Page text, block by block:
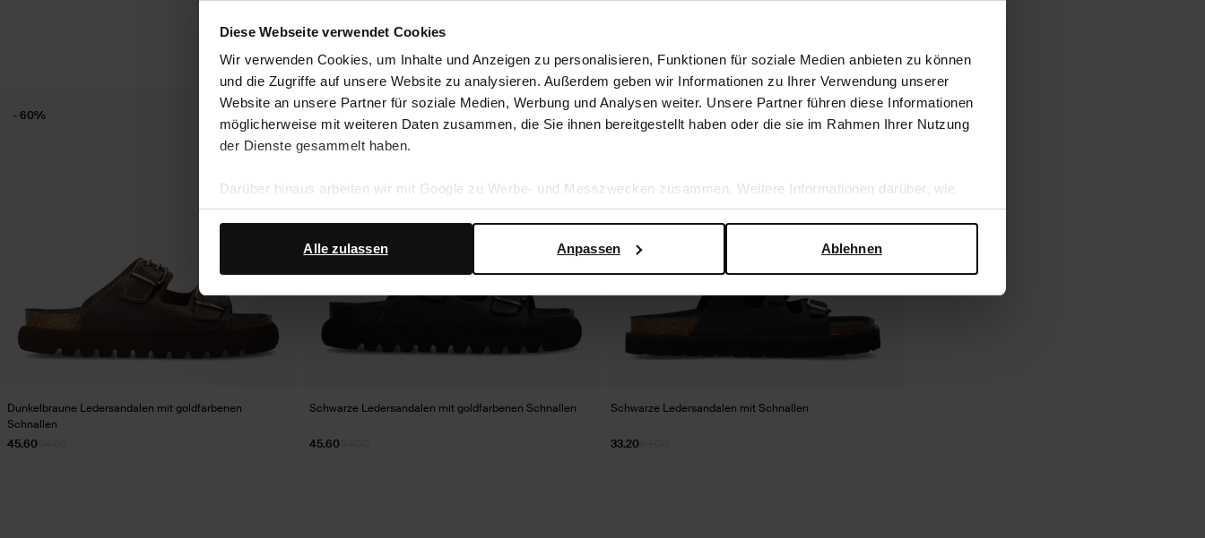
Diese Webseite verwendet Cookies
Wir verwenden Cookies, um Inhalte und Anzeigen zu personalisieren, Funktionen für soziale Medien anbieten zu können
und die Zugriffe auf unsere Website zu analysieren. Außerdem geben wir Informationen zu Ihrer Verwendung unserer
Website an unsere Partner für soziale Medien, Werbung und Analysen weiter. Unsere Partner führen diese Informationen
möglicherweise mit weiteren Daten zusammen, die Sie ihnen bereitgestellt haben oder die sie im Rahmen Ihrer Nutzung
der Dienste gesammelt haben.
Darüber hinaus arbeiten wir mit Google zu Werbe- und Messzwecken zusammen. Weitere Informationen darüber, wie
Google Ihre personenbezogenen Daten verwendet, finden Sie auf derSeite zur geschäftlichen Sicherheit und zum
Ablehnen
Anpassen
Alle zulassen
Dunkelbraune Ledersandalen mit goldfarbenen
Schnallen
45.60
- 60%
Schwarze Ledersandalen mit goldfarbenen Schnallen
114.00
45.60
Schwarze Ledersandalen mit Schnallen
33.20
- 60%